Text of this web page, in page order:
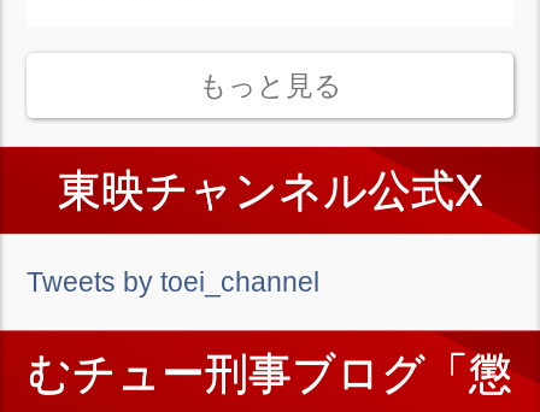
もっと見る
東映チャンネル公式X
Tweets by toei_channel
むチュー刑事ブログ「懲